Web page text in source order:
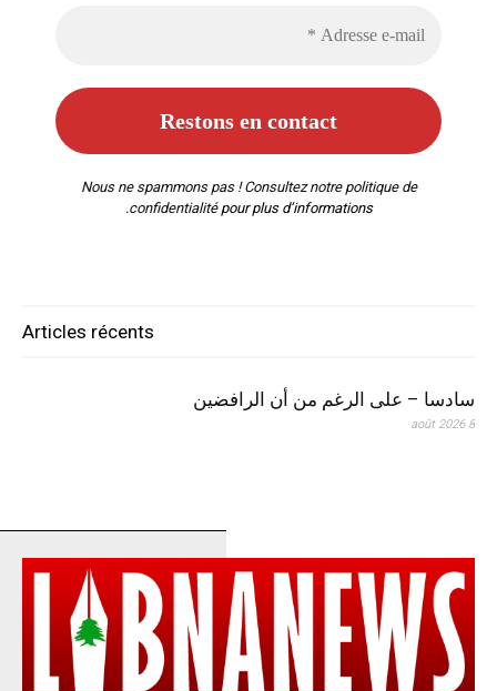
Nous ne spammons pas ! Consultez notre politique de
confidentialitépour plus d’informations.
Articles récents
سادسا – على الرغم من أن الرافضين
8 août 2026